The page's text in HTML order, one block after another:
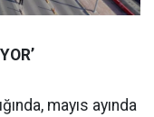
mayıs ayında